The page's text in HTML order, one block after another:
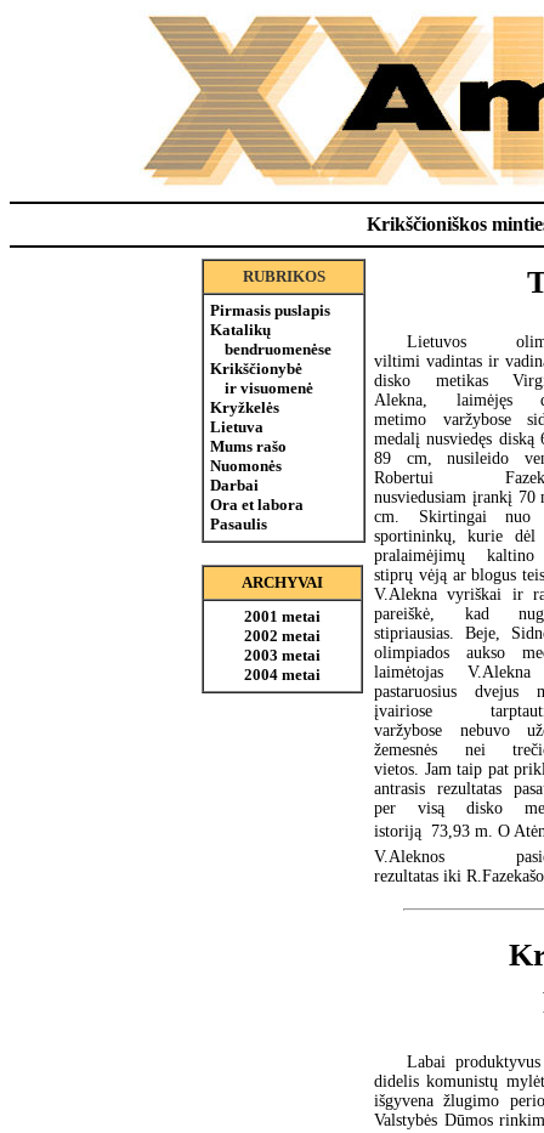
Krikščioniškos
RUBRIKOS
Pirmasis puslapis
Katalikų
bendruomenėse
Krikščionybė
ir visuomenė
Kryžkelės
Lietuva
Mums rašo
Nuomonės
Darbai
Ora et labora
Pasaulis
ARCHYVAI
2001 metai
2002 metai
2003 metai
2004 metai
Lietuvos
viltimi vadintas ir
disko metikas
Alekna, laimėjęs
metimo varžybose
medalį nusviedęs diską
89 cm, nusileido
Robertui
nusviedusiam įrankį 70
cm. Skirtingai nuo
sportininkų, kurie dėl
pralaimėjimų
stiprų vėją ar blogus
V.Alekna vyriškai ir
pareiškė, kad
stipriausias. Beje,
olimpiados aukso
laimėtojas
pastaruosius dvejus
įvairiose
varžybose nebuvo
žemesnės nei
vietos. Jam taip pat
antrasis rezultatas
per visą disko
istoriją  73,93 m. O
V.Aleknos
rezultatas iki
Labai
didelis komunistų
išgyvena žlugimo
Valstybės Dūmos